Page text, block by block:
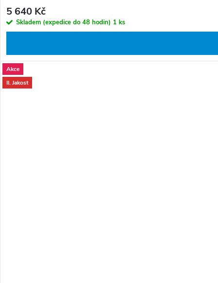
5 640 Kč
Skladem (expedice do 48 hodin) 1 ks
Akce
II. Jakost